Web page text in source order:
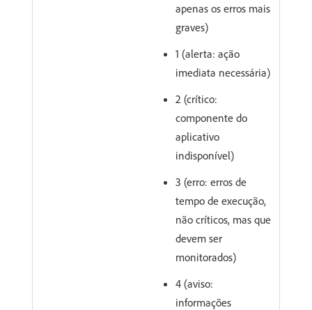
apenas os erros mais
graves)
1 (alerta: ação
imediata necessária)
2 (crítico:
componente do
aplicativo
indisponível)
3 (erro: erros de
tempo de execução,
não críticos, mas que
devem ser
monitorados)
4 (aviso:
informações